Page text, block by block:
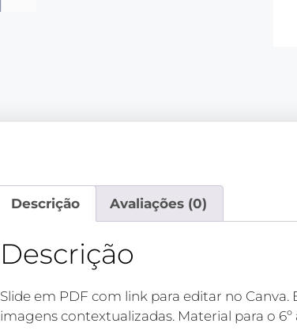
Descrição Avaliações (0)
Descrição
Slide em PDF com link para editar no
imagens contextualizadas. Material para o 6º